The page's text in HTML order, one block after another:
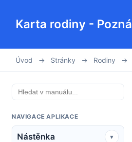
Karta rodiny -
Úvod → Stránky → Rodiny →
NAVIGACE APLIKACE
Nástěnka ▾